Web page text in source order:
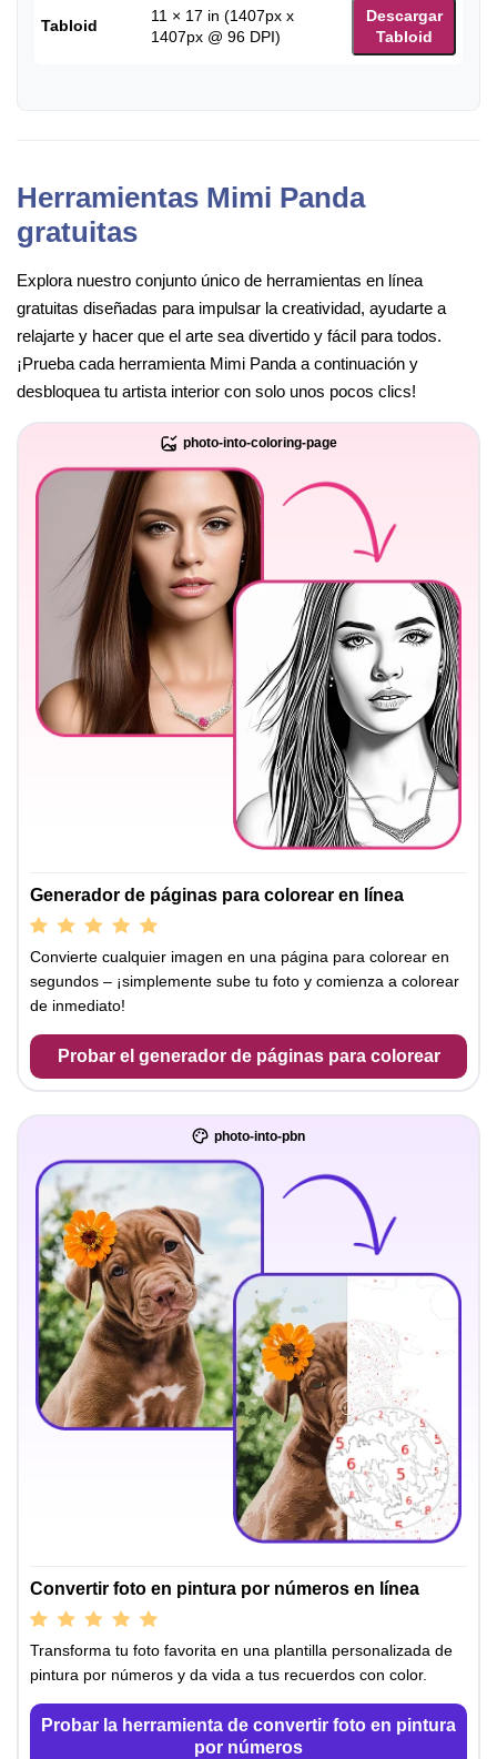
Tabloid
11 × 17 in (1407px x
1407px @ 96 DPI)
Descargar
Tabloid
Herramientas Mimi Panda
gratuitas
Explora nuestro conjunto único de herramientas en línea
gratuitas diseñadas para impulsar la creatividad, ayudarte a
relajarte y hacer que el arte sea divertido y fácil para todos.
¡Prueba cada herramienta Mimi Panda a continuación y
desbloquea tu artista interior con solo unos pocos clics!
photo-into-coloring-page
Generador de páginas para colorear en línea
Convierte cualquier imagen en una página para colorear en
segundos – ¡simplemente sube tu foto y comienza a colorear
de inmediato!
Probar el generador de páginas para colorear
photo-into-pbn
Convertir foto en pintura por números en línea
Transforma tu foto favorita en una plantilla personalizada de
pintura por números y da vida a tus recuerdos con color.
Probar la herramienta de convertir foto en pintura
por números